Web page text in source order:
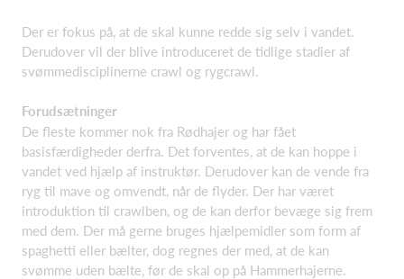
Der er fokus på, at de skal kunne redde sig selv i vandet.
Derudover vil der blive introduceret de tidlige stadier af
svømmedisciplinerne crawl og rygcrawl.
Forudsætninger
De fleste kommer nok fra Rødhajer og har fået
basisfærdigheder derfra. Det forventes, at de kan hoppe i
vandet ved hjælp af instruktør. Derudover kan de vende fra
ryg til mave og omvendt, når de flyder. Der har været
introduktion til crawlben, og de kan derfor bevæge sig frem
med dem. Der må gerne bruges hjælpemidler som form af
spaghetti eller bælter, dog regnes der med, at de kan
svømme uden bælte, før de skal op på Hammerhajerne.